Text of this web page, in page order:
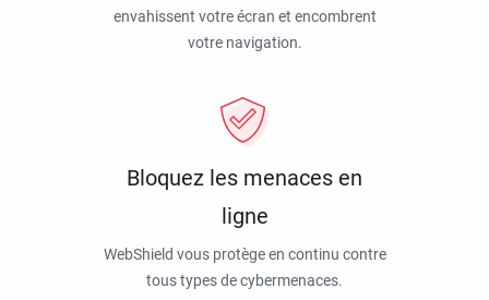
envahissent votre écran et encombrent
votre navigation.
Bloquez les menaces en
ligne
WebShield vous protège en continu contre
tous types de cybermenaces.